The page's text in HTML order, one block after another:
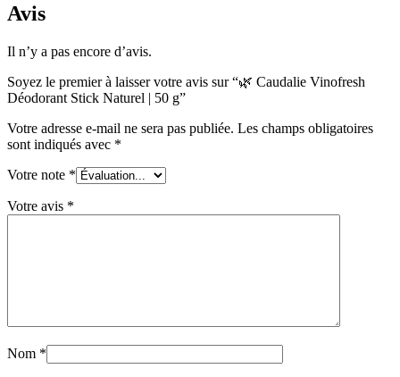
Avis
Il n’y a pas encore d’avis.
Soyez le premier à laisser votre avis sur “🌿 Caudalie Vinofresh
Déodorant Stick Naturel | 50 g”
Votre adresse e-mail ne sera pas publiée. Les champs obligatoires
sont indiqués avec *
Votre note *
Votre avis *
Nom *